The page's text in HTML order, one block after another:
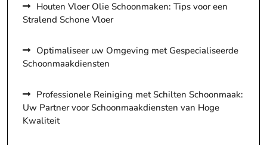
Houten Vloer Olie Schoonmaken: Tips voor een
Stralend Schone Vloer
Optimaliseer uw Omgeving met Gespecialiseerde
Schoonmaakdiensten
Professionele Reiniging met Schilten Schoonmaak:
Uw Partner voor Schoonmaakdiensten van Hoge
Kwaliteit